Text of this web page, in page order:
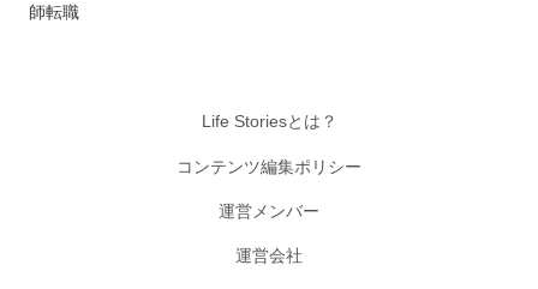
師転職
Life Storiesとは？
コンテンツ編集ポリシー
運営メンバー
運営会社